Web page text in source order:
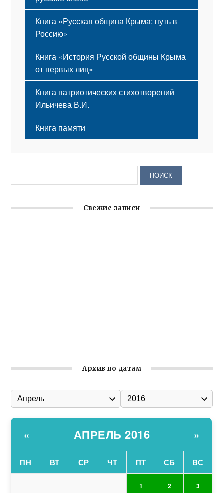
Книга «Русская община Крыма: путь в
Россию»
Книга «История Русской общины Крыма
от первых лиц»
Книга патриотических стихотворений
Ильичева В.И.
Книга памяти
Свежие записи
Архив по датам
« АПРЕЛЬ 2016 »
ПН ВТ СР ЧТ ПТ СБ ВС
1 2 3